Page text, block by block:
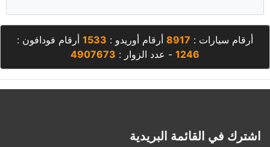
أرقام سيارات : 8917 أرقام أوريدو : 1533 أرقام فودافون :
1246 - عدد الزوار : 4907673
اشترك في القائمة البريدية